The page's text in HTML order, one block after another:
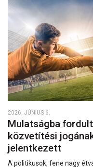
2026. JÚNIUS 6.
Mulatságba
közvetítési
jelentkezett
A politikusok, fene nagy